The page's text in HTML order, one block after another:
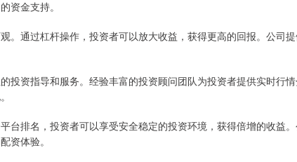
资金支持。
。通过杠杆操作，投资者可以放大收益，获得更高的回报。公司
投资指导和服务。经验丰富的投资顾问团队为投资者提供实时行
台排名，投资者可以享受安全稳定的投资环境，获得倍增的收益
资体验。